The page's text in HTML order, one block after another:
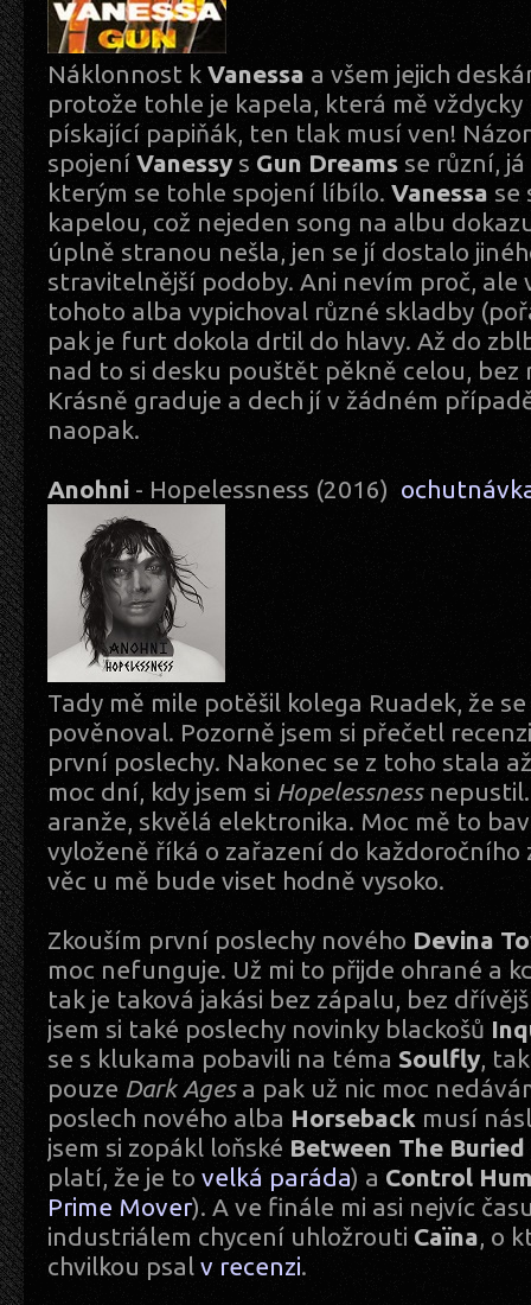
Náklonnost k Vanessa a všem jejich
protože tohle je kapela, která mě
pískající papiňák, ten tlak musí ven!
spojení Vanessy s Gun Dreams se různí,
kterým se tohle spojení líbílo. Vanessa se
kapelou, což nejeden song na albu
úplně stranou nešla, jen se jí dostalo
stravitelnější podoby. Ani nevím proč, ale
tohoto alba vypichoval různé skladby
pak je furt dokola drtil do hlavy. Až do
nad to si desku pouštět pěkně celou, bez
Krásně graduje a dech jí v žádném
naopak.
Anohni - Hopelessness (2016)
Tady mě mile potěšil kolega Ruadek, že
pověnoval. Pozorně jsem si přečetl
první poslechy. Nakonec se z toho stala
moc dní, kdy jsem si Hopelessnessnepustil.
aranže, skvělá elektronika. Moc mě to
vyloženě říká o zařazení do každoročního
věc u mě bude viset hodně vysoko.
Zkouším první poslechy nového Devina
moc nefunguje. Už mi to přijde ohrané a
tak je taková jakási bez zápalu, bez
jsem si také poslechy novinky blackošů
se s klukama pobavili na téma Soulfly,
pouze Dark Agesa pak už nic moc
poslech nového alba Horseback musí
jsem si zopákl loňské Between The
platí, že je to velká paráda) a Control
Prime Mover). A ve finále mi asi nejvíc
industriálem chycení uhložrouti Caïna, o
chvilkou psal v recenzi.